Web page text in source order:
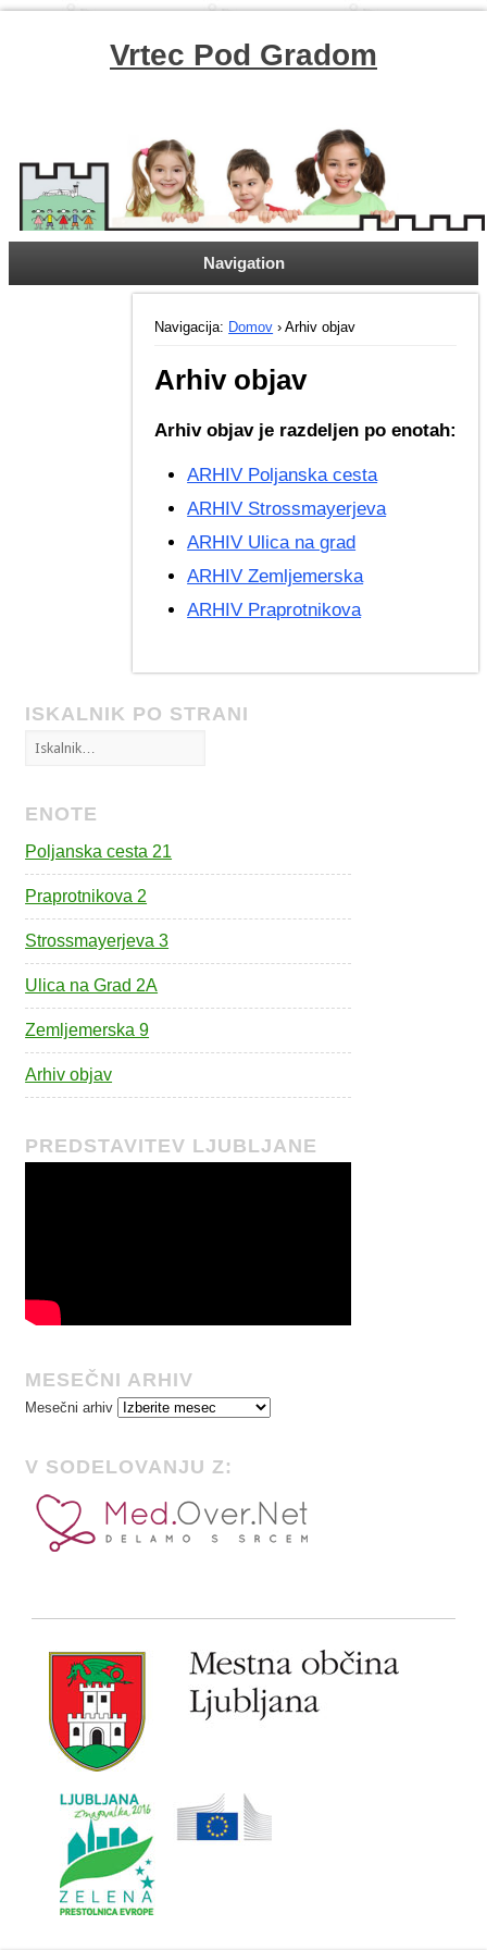
Vrtec Pod Gradom
Navigation
Navigacija: Domov › Arhiv objav
Arhiv objav
Arhiv objav je razdeljen po enotah:
ARHIV Poljanska cesta
ARHIV Strossmayerjeva
ARHIV Ulica na grad
ARHIV Zemljemerska
ARHIV Praprotnikova
ISKALNIK PO STRANI
ENOTE
Poljanska cesta 21
Praprotnikova 2
Strossmayerjeva 3
Ulica na Grad 2A
Zemljemerska 9
Arhiv objav
PREDSTAVITEV LJUBLJANE
MESEČNI ARHIV
Mesečni arhiv
V SODELOVANJU Z: